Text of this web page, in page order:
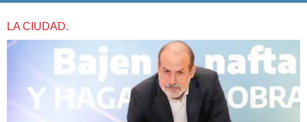
LA CIUDAD.